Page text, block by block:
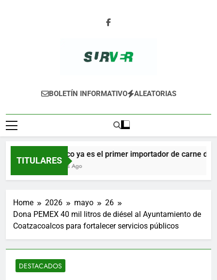
SURVER
BOLETÍN INFORMATIVO ALEATORIAS
TITULARES
México ya es el primer importador de carne de
7 Horas Ago
Home 2026 mayo
26
Dona PEMEX 40 mil litros de diésel al Ayuntamiento de
Coatzacoalcos para fortalecer servicios públicos
DESTACADOS